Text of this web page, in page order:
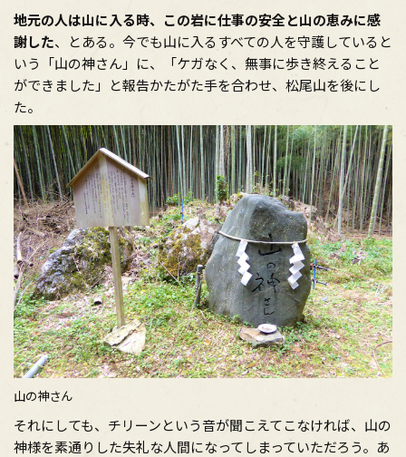
地元の人は山に入る時、この岩に仕事の安全と山の恵みに感
謝した、とある。今でも山に入るすべての人を守護していると
いう「山の神さん」に、「ケガなく、無事に歩き終えること
ができました」と報告かたがた手を合わせ、松尾山を後にし
た。
山の神さん
それにしても、チリーンという音が聞こえてこなければ、山の
神様を素通りした失礼な人間になってしまっていただろう。あ